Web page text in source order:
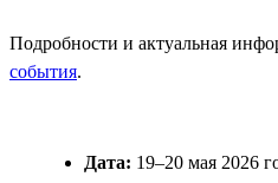
Подробности и актуальная
события.
Дата: 19–20 мая 2026